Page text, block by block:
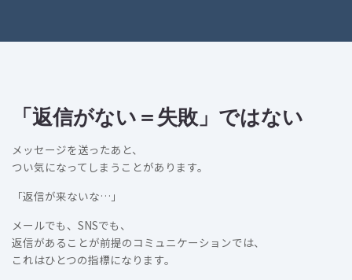
「返信がない＝失敗」ではない
メッセージを送ったあと、
つい気になってしまうことがあります。
「返信が来ないな…」
メールでも、SNSでも、
返信があることが前提のコミュニケーションでは、
これはひとつの指標になります。